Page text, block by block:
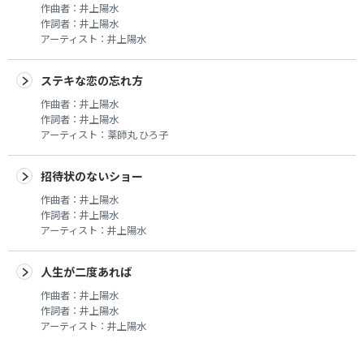
作曲者： 井上陽水
作詞者： 井上陽水
アーティスト： 井上陽水
ステキな恋の忘れ方
作曲者： 井上陽水
作詞者： 井上陽水
アーティスト： 薬師丸 ひろ子
招待状のないショー
作曲者： 井上陽水
作詞者： 井上陽水
アーティスト： 井上陽水
人生が二度あれば
作曲者： 井上陽水
作詞者： 井上陽水
アーティスト： 井上陽水